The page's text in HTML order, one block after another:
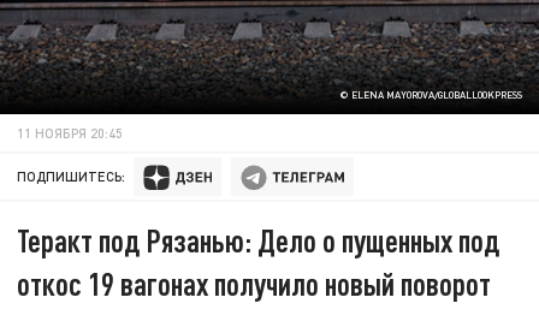
© ELENA MAYOROVA/GLOBALLOOKPRESS
11 НОЯБРЯ 20:45
ПОДПИШИТЕСЬ:
Теракт под Рязанью: Дело о пущенных под
откос 19 вагонах получило новый поворот